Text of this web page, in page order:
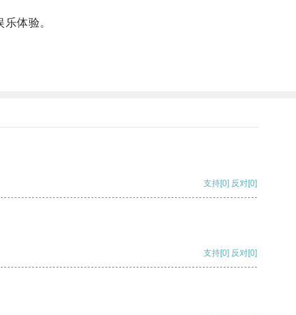
体验。
支持[0] 反对[0]
支持[0] 反对[0]